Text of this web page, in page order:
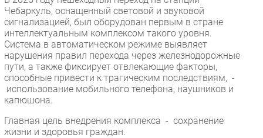
Аналитика
Интервью
Мероприятия
Проекты
IT класс
Тестовый стенд
Каталог компаний
Чебаркуль, оснащенный световой и звуковой
сигнализацией, был оборудован первым в стране
интеллектуальным комплексом такого уровня.
Система в автоматическом режиме выявляет
нарушения правил перехода через железнодорожные
пути, а также фиксирует отвлекающие факторы,
способные привести к трагическим последствиям, -
использование мобильного телефона, наушников и
капюшона.
Главная цель внедрения комплекса - сохранение
жизни и здоровья граждан.